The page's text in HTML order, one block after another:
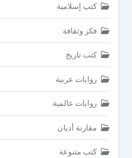
كتب إسلامية
فكر وثقافة
كتب تاريخ
روايات عربية
روايات عالمية
مقارنة أديان
كتب متنوعة